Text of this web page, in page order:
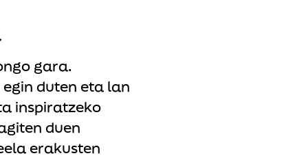
gara.
duten eta lan
inspiratzeko
duen
erakusten